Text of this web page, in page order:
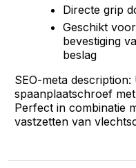
Directe grip
Geschikt
bevestiging
beslag
SEO-meta description:
spaanplaatschroef
Perfect in combinatie
vastzetten van